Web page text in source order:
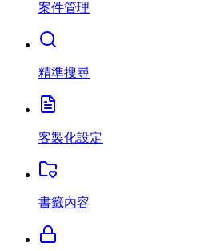
案件管理
精準搜尋
客製化設定
書籤內容